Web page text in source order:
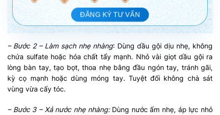
ĐĂNG KÝ TƯ VẤN
– Bước 2 – Làm sạch nhẹ nhàng: Dùng dầu gội dịu nhẹ, không
chứa sulfate hoặc hóa chất tẩy mạnh. Nhỏ vài giọt dầu gội ra
lòng bàn tay, tạo bọt, thoa nhẹ bằng đầu ngón tay, tránh gãi,
kỳ cọ mạnh hoặc dùng móng tay. Tuyệt đối không chà sát
vùng vừa cấy tóc.
– Bước 3 – Xả nước nhẹ nhàng: Dùng nước ấm nhẹ, áp lực nhỏ